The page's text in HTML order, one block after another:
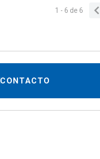
1 - 6 de 6
CONTACTO